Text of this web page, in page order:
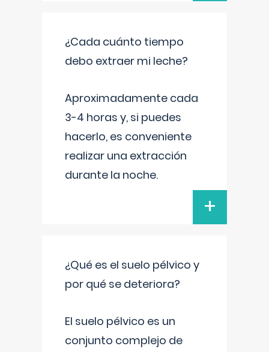
¿Cada cuánto tiempo
debo extraer mi leche?
Aproximadamente cada
3-4 horas y, si puedes
hacerlo, es conveniente
realizar una extracción
durante la noche.
+
¿Qué es el suelo pélvico y
por qué se deteriora?
El suelo pélvico es un
conjunto complejo de